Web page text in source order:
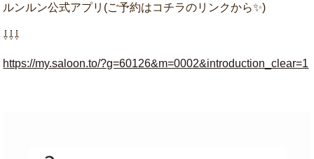
ルンルン公式アプリ(ご予約はコチラのリンクから✨)
⇩⇩⇩
https://my.saloon.to/?g=60126&m=0002&introduction_clear=1